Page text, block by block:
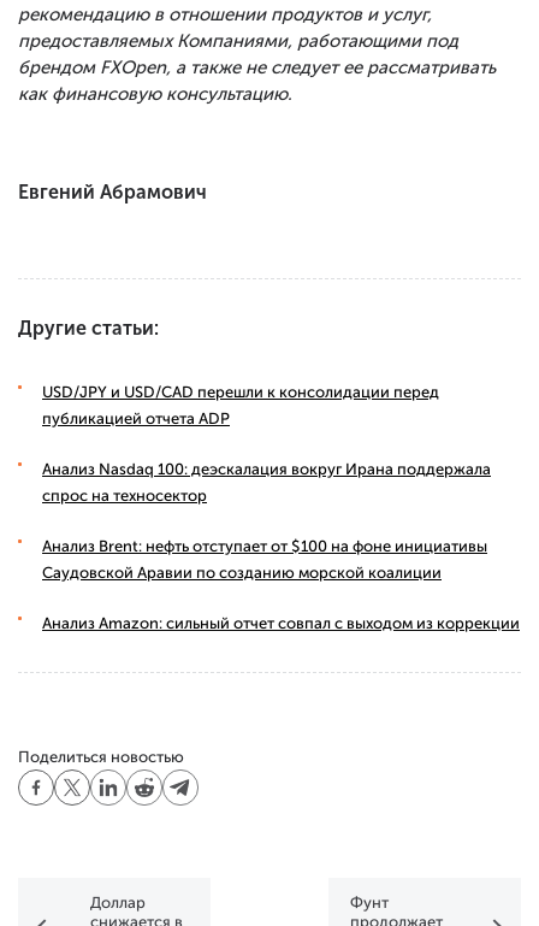
рекомендацию в отношении продуктов и услуг,
предоставляемых Компаниями, работающими под
брендом FXOpen, а также не следует ее рассматривать
как финансовую консультацию.
Евгений Абрамович
Другие статьи:
USD/JPY и USD/CAD перешли к консолидации перед
публикацией отчета ADP
Анализ Nasdaq 100: деэскалация вокруг Ирана поддержала
спрос на техносектор
Анализ Brent: нефть отступает от $100 на фоне инициативы
Саудовской Аравии по созданию морской коалиции
Анализ Amazon: сильный отчет совпал с выходом из коррекции
Поделиться новостью
Доллар
снижается в
Фунт
продолжает